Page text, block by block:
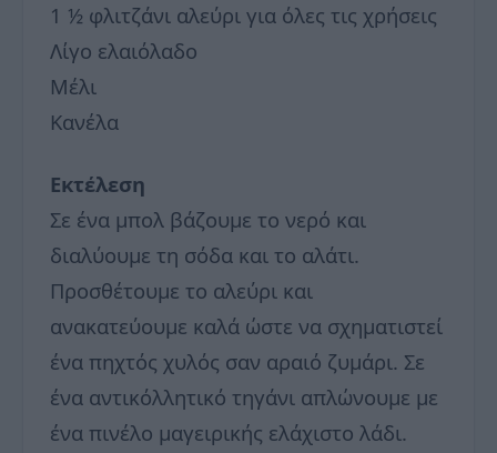
1 ½ φλιτζάνι αλεύρι για όλες τις χρήσεις
Λίγο ελαιόλαδο
Μέλι
Κανέλα
Εκτέλεση
Σε ένα μπολ βάζουμε το νερό και
διαλύουμε τη σόδα και το αλάτι.
Προσθέτουμε το αλεύρι και
ανακατεύουμε καλά ώστε να σχηματιστεί
ένα πηχτός χυλός σαν αραιό ζυμάρι. Σε
ένα αντικόλλητικό τηγάνι απλώνουμε με
ένα πινέλο μαγειρικής ελάχιστο λάδι.